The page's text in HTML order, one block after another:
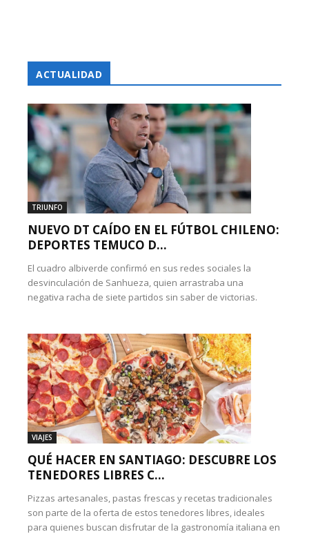
ACTUALIDAD
TRIUNFO
NUEVO DT CAÍDO EN EL FÚTBOL CHILENO:
DEPORTES TEMUCO D...
El cuadro albiverde confirmó en sus redes sociales la
desvinculación de Sanhueza, quien arrastraba una
negativa racha de siete partidos sin saber de victorias.
VIAJES
QUÉ HACER EN SANTIAGO: DESCUBRE LOS
TENEDORES LIBRES C...
Pizzas artesanales, pastas frescas y recetas tradicionales
son parte de la oferta de estos tenedores libres, ideales
para quienes buscan disfrutar de la gastronomía italiana en